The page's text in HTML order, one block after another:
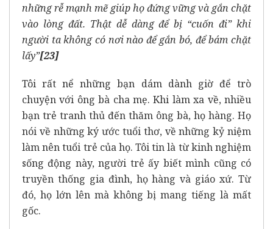
những rễ mạnh mẽ giúp họ đứng vững và gắn chặt
vào lòng đất. Thật dễ dàng để bị “cuốn đi” khi
người ta không có nơi nào để gắn bó, để bám chặt
lấy”[23]
Tôi rất nể những bạn dám dành giờ để trò
chuyện với ông bà cha mẹ. Khi làm xa về, nhiều
bạn trẻ tranh thủ đến thăm ông bà, họ hàng. Họ
nói về những ký ước tuổi thơ, về những kỷ niệm
làm nên tuổi trẻ của họ. Tôi tin là từ kinh nghiệm
sống động này, người trẻ ấy biết mình cũng có
truyền thống gia đình, họ hàng và giáo xứ. Từ
đó, họ lớn lên mà không bị mang tiếng là mất
gốc.